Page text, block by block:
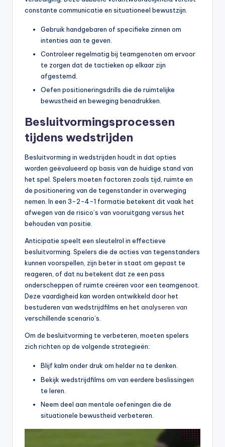
constante communicatie en situationeel bewustzijn.
Gebruik handgebaren of specifieke zinnen om
intenties aan te geven.
Controleer regelmatig bij teamgenoten om ervoor
te zorgen dat de tactieken op elkaar zijn
afgestemd.
Oefen positioneringsdrills die de ruimtelijke
bewustheid en beweging benadrukken.
Besluitvormingsprocessen
tijdens wedstrijden
Besluitvorming in wedstrijden houdt in dat opties
worden geëvalueerd op basis van de huidige stand van
het spel. Spelers moeten factoren zoals tijd, ruimte en
de positionering van de tegenstander in overweging
nemen. In een 3-2-4-1 formatie betekent dit vaak het
afwegen van de risico’s van vooruitgang versus het
behouden van positie.
Anticipatie speelt een sleutelrol in effectieve
besluitvorming. Spelers die de acties van tegenstanders
kunnen voorspellen, zijn beter in staat om gepast te
reageren, of dat nu betekent dat ze een pass
onderscheppen of ruimte creëren voor een teamgenoot.
Deze vaardigheid kan worden ontwikkeld door het
bestuderen van wedstrijdfilms en hetanalyseren van
verschillende scenario’s.
Om de besluitvorming te verbeteren, moeten spelers
zich richten op de volgende strategieën:
Blijf kalm onder druk om helder na te denken.
Bekijk wedstrijdfilms om van eerdere beslissingen
te leren.
Neem deel aan mentale oefeningen die de
situationele bewustheid verbeteren.